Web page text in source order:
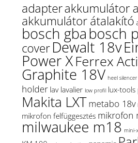
adapterakkumulátor
akkumulátor átalakító
bosch gba bosch
cover Dewalt 18v
Power XFerrex
Graphite 18V heel silencer
holder lav lavalier low profil lux-tools
Makita LXT metabo 18v
mikrofon felfüggesztés mikrofon
milwaukee m18 mini-